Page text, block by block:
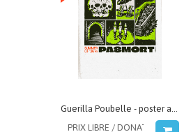
Guerilla Poubelle - poster affiche avec PasMort 2026